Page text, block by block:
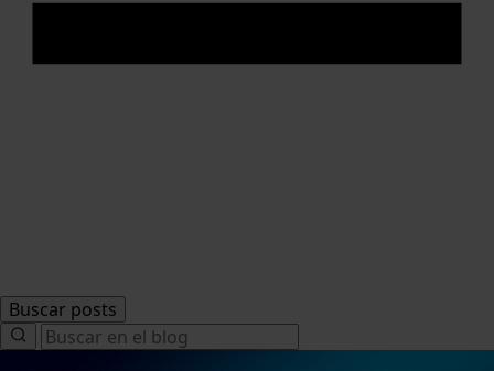
Buscar posts
Search
for: